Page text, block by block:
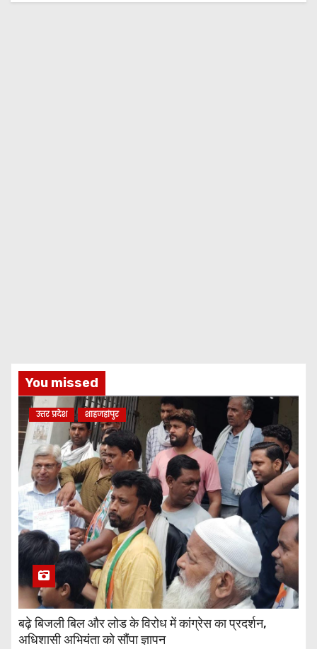
You missed
उत्तर प्रदेश शाहजहांपुर
बढ़े बिजली बिल और लोड के विरोध में कांग्रेस का प्रदर्शन,
अधिशासी अभियंता को सौंपा ज्ञापन